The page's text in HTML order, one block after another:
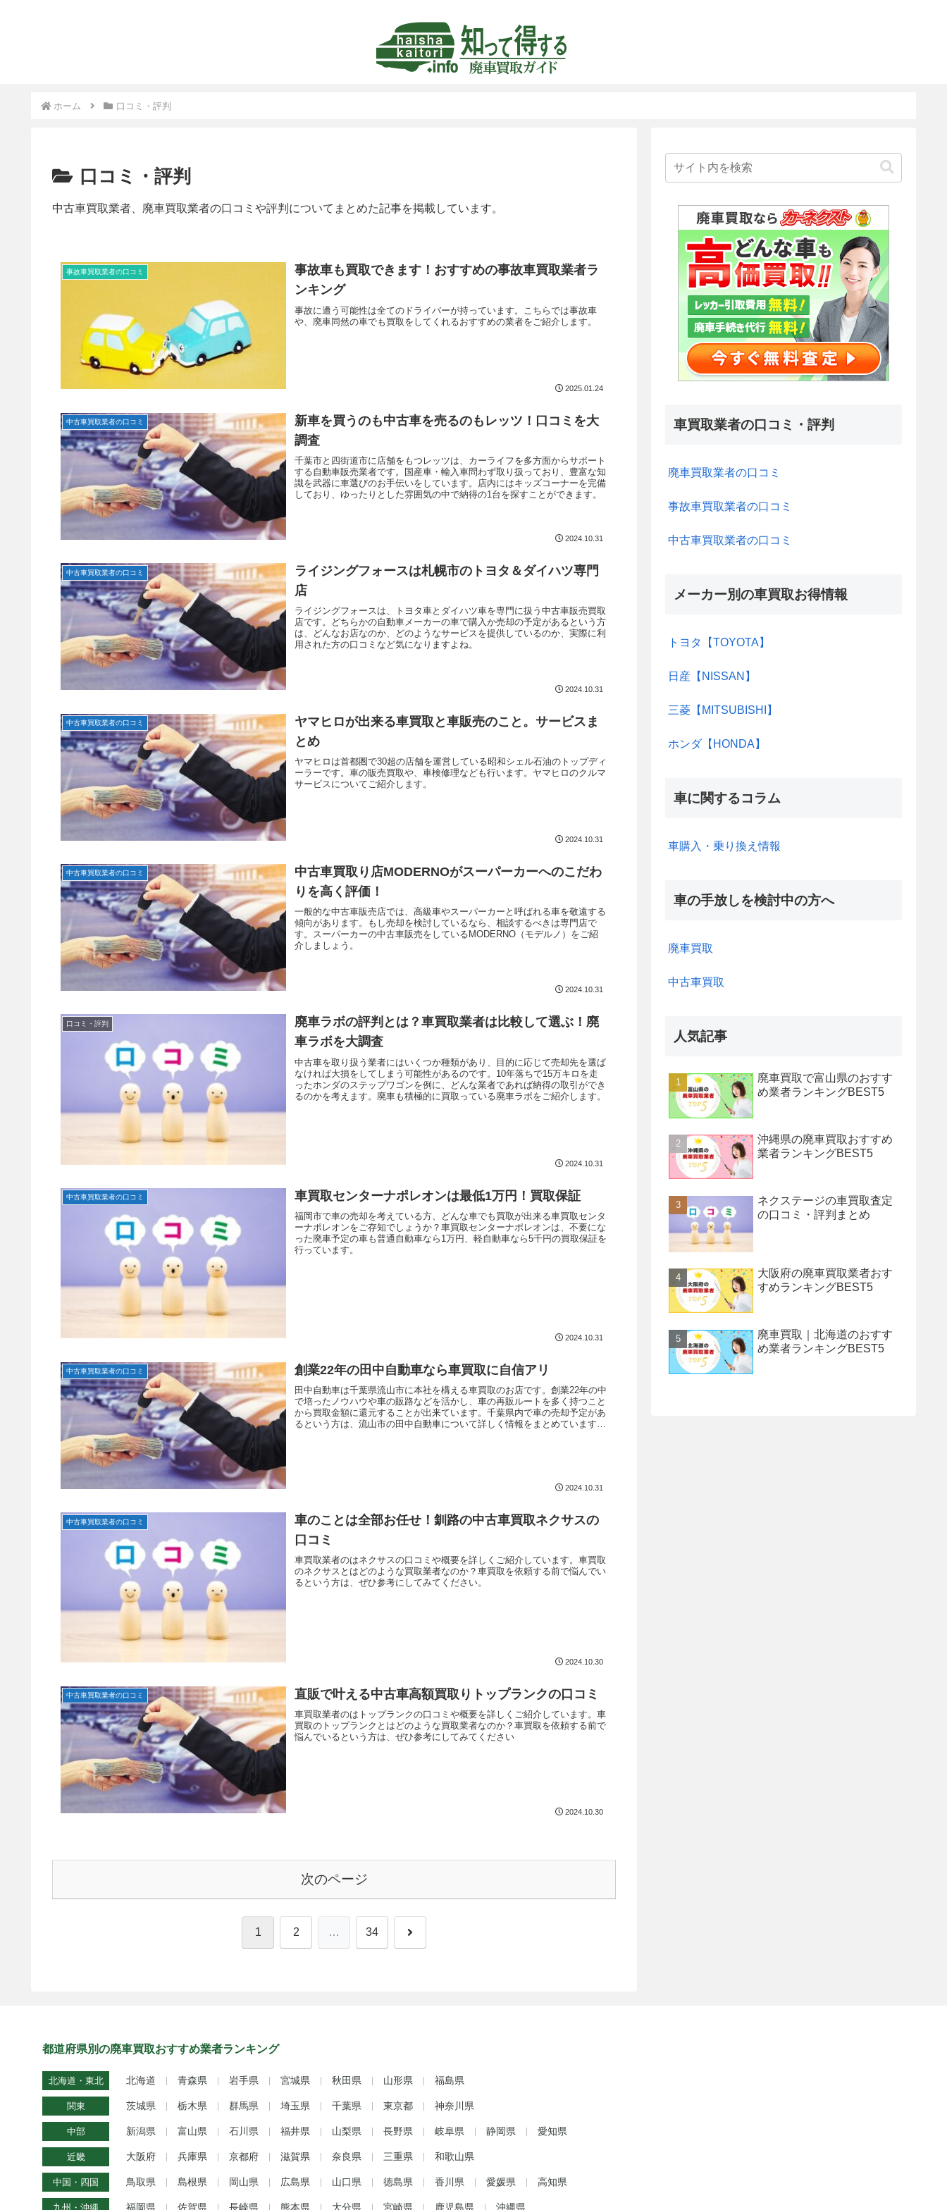
ホーム 口コミ・評判
口コミ・評判
中古車買取業者、廃車買取業者の口コミや評判についてまとめた記事を掲載しています。
事故車買取業者の口コミ
事故車も買取できます！おすすめの事故車買取業者ラ
ンキング
事故に遭う可能性は全てのドライバーが持っています。こちらでは事故車
や、廃車同然の車でも買取をしてくれるおすすめの業者をご紹介します。
2025.01.24
中古車買取業者の口コミ
新車を買うのも中古車を売るのもレッツ！口コミを大
調査
千葉市と四街道市に店舗をもつレッツは、カーライフを多方面からサポート
する自動車販売業者です。国産車・輸入車問わず取り扱っており、豊富な知
識を武器に車選びのお手伝いをしています。店内にはキッズコーナーを完備
しており、ゆったりとした雰囲気の中で納得の1台を探すことができます。
2024.10.31
中古車買取業者の口コミ
ライジングフォースは札幌市のトヨタ＆ダイハツ専門
店
ライジングフォースは、トヨタ車とダイハツ車を専門に扱う中古車販売買取
店です。どちらかの自動車メーカーの車で購入か売却の予定があるという方
は、どんなお店なのか、どのようなサービスを提供しているのか、実際に利
用された方の口コミなど気になりますよね。
2024.10.31
中古車買取業者の口コミ
ヤマヒロが出来る車買取と車販売のこと。サービスま
とめ
ヤマヒロは首都圏で30超の店舗を運営している昭和シェル石油のトップディ
ーラーです。車の販売買取や、車検修理なども行います。ヤマヒロのクルマ
サービスについてご紹介します。
2024.10.31
中古車買取業者の口コミ
中古車買取り店MODERNOがスーパーカーへのこだわ
りを高く評価！
一般的な中古車販売店では、高級車やスーパーカーと呼ばれる車を敬遠する
傾向があります。もし売却を検討しているなら、相談するべきは専門店で
す。スーパーカーの中古車販売をしているMODERNO（モデルノ）をご紹
介しましょう。
2024.10.31
口コミ・評判
廃車ラボの評判とは？車買取業者は比較して選ぶ！廃
車ラボを大調査
中古車を取り扱う業者にはいくつか種類があり、目的に応じて売却先を選ば
なければ大損をしてしまう可能性があるのです。10年落ちで15万キロを走
ったホンダのステップワゴンを例に、どんな業者であれば納得の取引ができ
るのかを考えます。廃車も積極的に買取っている廃車ラボをご紹介します。
2024.10.31
中古車買取業者の口コミ 車買取センターナポレオンは最低1万円！買取保証
福岡市で車の売却を考えている方、どんな車でも買取が出来る車買取センタ
ーナポレオンをご存知でしょうか？車買取センターナポレオンは、不要にな
った廃車予定の車も普通自動車なら1万円、軽自動車なら5千円の買取保証を
行っています。
2024.10.31
中古車買取業者の口コミ 創業22年の田中自動車なら車買取に自信アリ
田中自動車は千葉県流山市に本社を構える車買取のお店です。創業22年の中
で培ったノウハウや車の販路などを活かし、車の再販ルートを多く持つこと
から買取金額に還元することが出来ています。千葉県内で車の売却予定があ
るという方は、流山市の田中自動車について詳しく情報をまとめていますの
2024.10.31
中古車買取業者の口コミ
車のことは全部お任せ！釧路の中古車買取ネクサスの
口コミ
車買取業者のはネクサスの口コミや概要を詳しくご紹介しています。車買取
のネクサスとはどのような買取業者なのか？車買取を依頼する前で悩んでい
るという方は、ぜひ参考にしてみてください。
2024.10.30
中古車買取業者の口コミ 直販で叶える中古車高額買取りトップランクの口コミ
車買取業者のはトップランクの口コミや概要を詳しくご紹介しています。車
買取のトップランクとはどのような買取業者なのか？車買取を依頼する前で
悩んでいるという方は、ぜひ参考にしてみてください
2024.10.30
次のページ
1 2 … 34 次
車買取業者の口コミ・評判
廃車買取業者の口コミ
事故車買取業者の口コミ
中古車買取業者の口コミ
メーカー別の車買取お得情報
トヨタ【TOYOTA】
日産【NISSAN】
三菱【MITSUBISHI】
ホンダ【HONDA】
車に関するコラム
車購入・乗り換え情報
車の手放しを検討中の方へ
廃車買取
中古車買取
人気記事
廃車買取で富山県のおすす
め業者ランキングBEST5
沖縄県の廃車買取おすすめ
業者ランキングBEST5
ネクステージの車買取査定
の口コミ・評判まとめ
大阪府の廃車買取業者おす
すめランキングBEST5
廃車買取｜北海道のおすす
め業者ランキングBEST5
都道府県別の廃車買取おすすめ業者ランキング
北海道・東北 北海道 青森県 岩手県 宮城県 秋田県 山形県 福島県
関東 茨城県 栃木県 群馬県 埼玉県 千葉県 東京都 神奈川県
中部 新潟県 富山県 石川県 福井県 山梨県 長野県 岐阜県 静岡県 愛知県
近畿 大阪府 兵庫県 京都府 滋賀県 奈良県 三重県 和歌山県
中国・四国 鳥取県 島根県 岡山県 広島県 山口県 徳島県 香川県 愛媛県 高知県
九州・沖縄 福岡県 佐賀県 長崎県 熊本県 大分県 宮崎県 鹿児島県 沖縄県